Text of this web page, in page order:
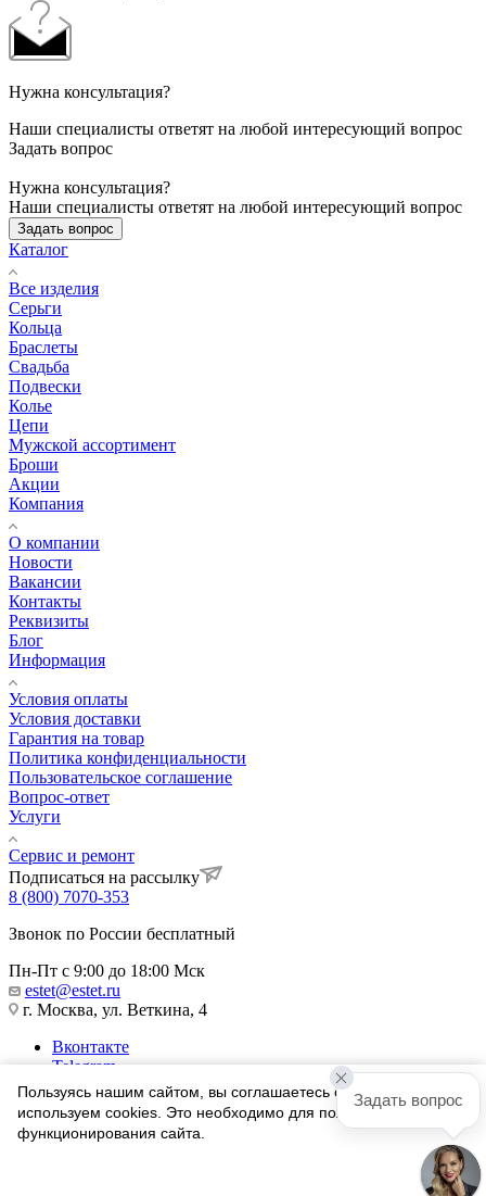
Нужна консультация?
Наши специалисты ответят на любой интересующий вопрос
Задать вопрос
Нужна консультация?
Наши специалисты ответят на любой интересующий вопрос
Задать вопрос
Каталог
Все изделия
Серьги
Кольца
Браслеты
Свадьба
Подвески
Колье
Цепи
Мужской ассортимент
Броши
Акции
Компания
О компании
Новости
Вакансии
Контакты
Реквизиты
Блог
Информация
Условия оплаты
Условия доставки
Гарантия на товар
Политика конфиденциальности
Пользовательское соглашение
Вопрос-ответ
Услуги
Сервис и ремонт
Подписаться на рассылку
8 (800) 7070-353
Звонок по России бесплатный
Пн-Пт с 9:00 до 18:00 Мск
estet@estet.ru
г. Москва, ул. Веткина, 4
Вконтакте
Telegram
Одноклассники
WhatsApp
1991-2026 © Ювелирный Дом ЭСТЕТ
Пользуясь нашим сайтом, вы соглашаетесь с тем, что мы
используем cookies. Это необходимо для полноценного
функционирования сайта.
Задать вопрос